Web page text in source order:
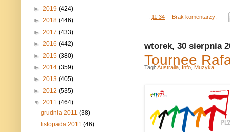
11:34 Brak komentarzy:
wtorek, 30 sierpnia
Tournee
Tagi: Australia Info Muzyka
► 2019 (424)
► 2018 (446)
► 2017 (433)
► 2016 (442)
► 2015 (380)
► 2014 (359)
► 2013 (405)
► 2012 (535)
▼ 2011 (464)
grudnia 2011(38)
listopada 2011(46)